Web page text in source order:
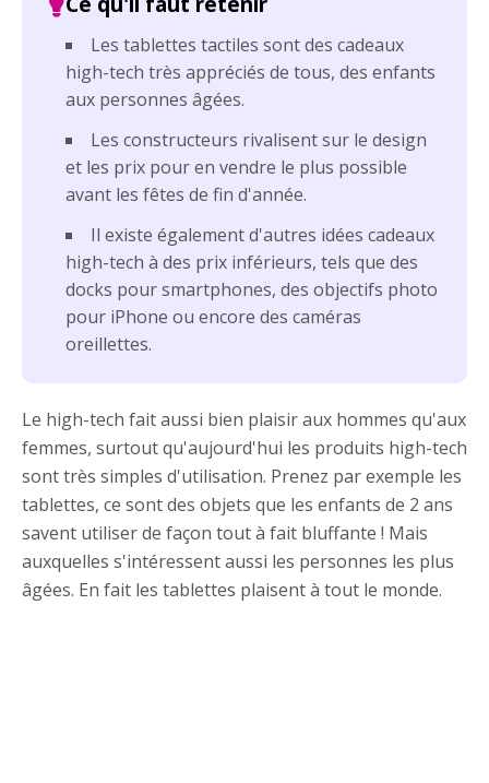
Les tablettes tactiles sont des cadeaux
high-tech très appréciés de tous, des enfants
aux personnes âgées.
Les constructeurs rivalisent sur le design
et les prix pour en vendre le plus possible
avant les fêtes de fin d'année.
Il existe également d'autres idées cadeaux
high-tech à des prix inférieurs, tels que des
docks pour smartphones, des objectifs photo
pour iPhone ou encore des caméras
oreillettes.
Le high-tech fait aussi bien plaisir aux hommes qu'aux
femmes, surtout qu'aujourd'hui les produits high-tech
sont très simples d'utilisation. Prenez par exemple les
tablettes, ce sont des objets que les enfants de 2 ans
savent utiliser de façon tout à fait bluffante ! Mais
auxquelles s'intéressent aussi les personnes les plus
âgées. En fait les tablettes plaisent à tout le monde.